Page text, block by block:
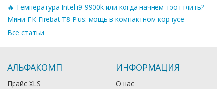
🔥 Температура Intel i9-9900k или когда начнем троттлить?
Мини ПК Firebat T8 Plus: мощь в компактном корпусе
Все статьи
АЛЬФАКОМП
Прайс XLS
ИНФОРМАЦИЯ
О нас